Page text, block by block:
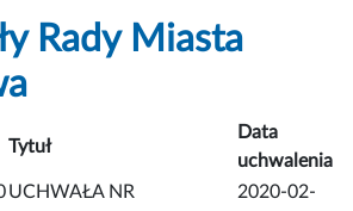
Rady Miasta
Tytuł
Data
uchwalenia
UCHWAŁA NR
2020-02-